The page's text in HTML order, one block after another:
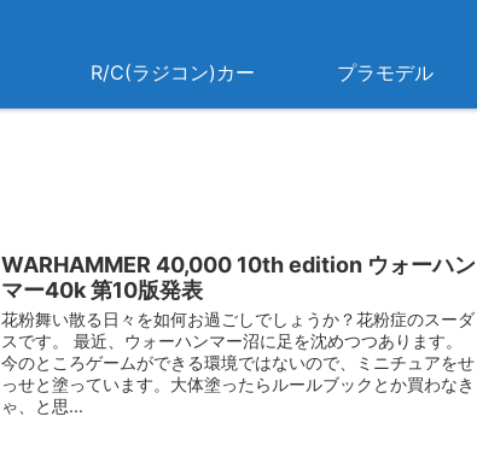
R/C(ラジコン)カー プラモデル
WARHAMMER 40,000 10th edition ウォーハン
マー40k 第10版発表
花粉舞い散る日々を如何お過ごしでしょうか？花粉症のスーダ
スです。 最近、ウォーハンマー沼に足を沈めつつあります。
今のところゲームができる環境ではないので、ミニチュアをせ
っせと塗っています。大体塗ったらルールブックとか買わなき
ゃ、と思...